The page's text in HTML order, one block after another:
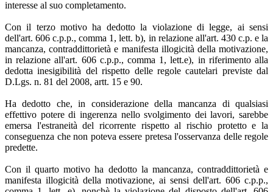
interesse al suo completamento.
Con il terzo motivo ha dedotto la violazione di legge, ai sensi
dell'art. 606 c.p.p., comma 1, lett. b), in relazione all'art. 430 c.p. e la
mancanza, contraddittorietà e manifesta illogicità della motivazione,
in relazione all'art. 606 c.p.p., comma 1, lett.e), in riferimento alla
dedotta inesigibilità del rispetto delle regole cautelari previste dal
D.Lgs. n. 81 del 2008, artt. 15 e 90.
Ha dedotto che, in considerazione della mancanza di qualsiasi
effettivo potere di ingerenza nello svolgimento dei lavori, sarebbe
emersa l'estraneità del ricorrente rispetto al rischio protetto e la
conseguenza che non poteva essere pretesa l'osservanza delle regole
predette.
Con il quarto motivo ha dedotto la mancanza, contraddittorietà e
manifesta illogicità della motivazione, ai sensi dell'art. 606 c.p.p.,